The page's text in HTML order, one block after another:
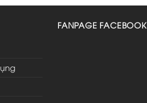
FANPAGE FACEBOOK